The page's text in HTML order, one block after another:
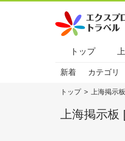
トップ
新着 カテゴリ
トップ > 上海掲示板
上海掲示板